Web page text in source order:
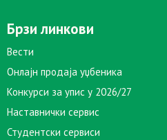
Брзи линкови
Вести
Онлајн продаја уџбеника
Конкурси за упис у 2026/27
Наставнички сервис
Студентски сервиси